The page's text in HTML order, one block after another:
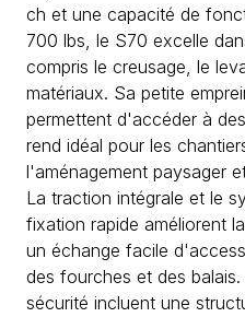
ch et une capacité de
700 lbs, le S70 excelle
compris le creusage, le
matériaux. Sa petite
permettent d'accéder à
rend idéal pour les
l'aménagement paysager
La traction intégrale et le
fixation rapide améliorent
un échange facile
des fourches et des
sécurité incluent une